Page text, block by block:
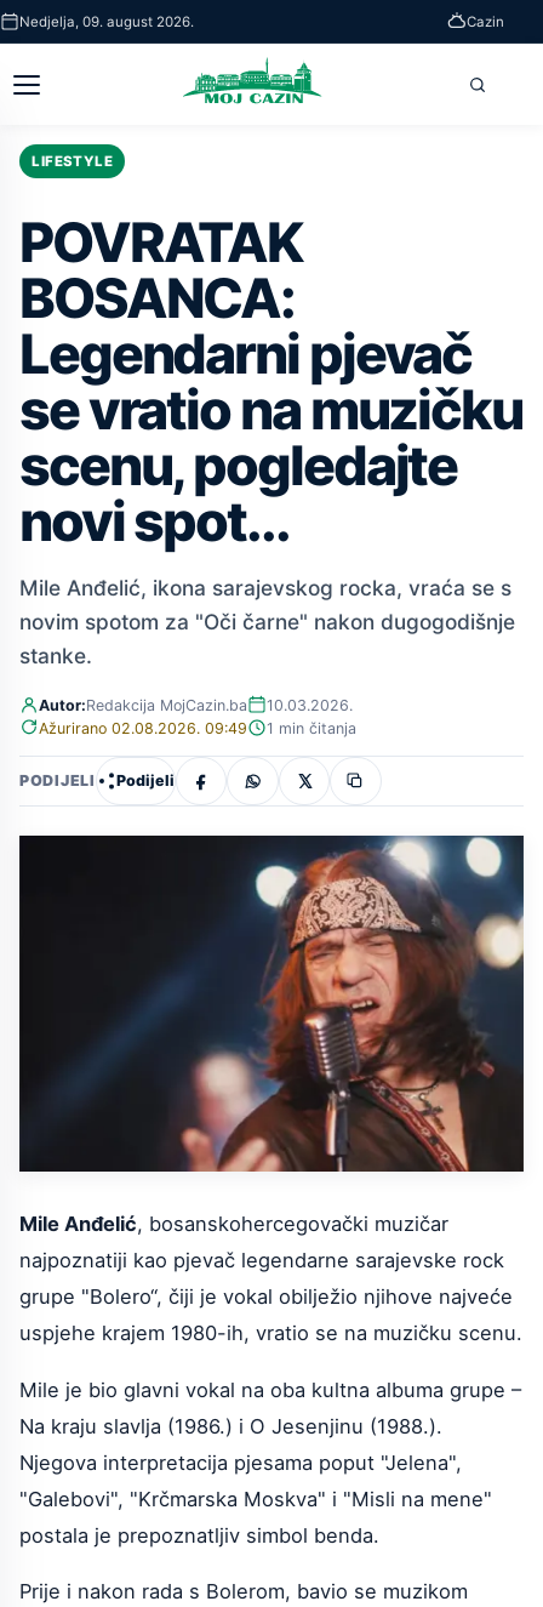
Skip
to
main
Nedjelja, 09. august 2026. Cazin
Otvori
meni
LIFESTYLE
POVRATAK
BOSANCA:
Legendarni pjevač
se vratio na muzičku
scenu, pogledajte
novi spot...
Mile Anđelić, ikona sarajevskog rocka, vraća se s
novim spotom za "Oči čarne" nakon dugogodišnje
stanke.
Autor:Redakcija MojCazin.ba
10.03.2026.
Ažurirano 02.08.2026. 09:49
1 min čitanja
PODIJELI Podijeli
Mile Anđelić, bosanskohercegovački muzičar
najpoznatiji kao pjevač legendarne sarajevske rock
grupe "Bolero“, čiji je vokal obilježio njihove najveće
uspjehe krajem 1980-ih, vratio se na muzičku scenu.
Mile je bio glavni vokal na oba kultna albuma grupe –
Na kraju slavlja (1986.) i O Jesenjinu (1988.).
Njegova interpretacija pjesama poput "Jelena",
"Galebovi", "Krčmarska Moskva" i "Misli na mene"
postala je prepoznatljiv simbol benda.
Prije i nakon rada s Bolerom, bavio se muzikom